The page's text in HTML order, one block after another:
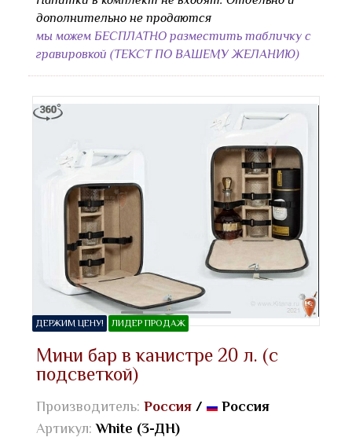
дополнительно не продаются
мы можем БЕСПЛАТНО разместить табличку с
гравировкой (ТЕКСТ ПО ВАШЕМУ ЖЕЛАНИЮ)
ДЕРЖИМ ЦЕНУ! ЛИДЕР ПРОДАЖ
Мини бар в канистре 20 л. (с
подсветкой)
Производитель: Россия /
Россия
Артикул:White (3-ДН)